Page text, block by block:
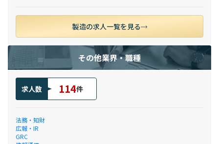
製造の求人一覧を見る
その他業界・職種
求人数 114件
法務・知財
広報・IR
GRC